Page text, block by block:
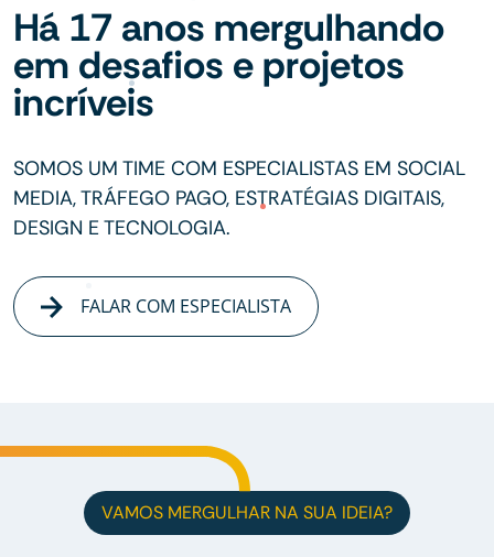
Há 17 anos mergulhando
em desafios e projetos
incríveis
SOMOS UM TIME COM ESPECIALISTAS EM SOCIAL
MEDIA, TRÁFEGO PAGO, ESTRATÉGIAS DIGITAIS,
DESIGN E TECNOLOGIA.
FALAR COM ESPECIALISTA
VAMOS MERGULHAR NA SUA IDEIA?